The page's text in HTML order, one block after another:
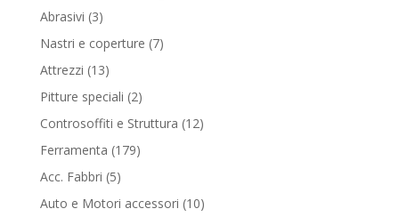
Abrasivi 33
products
Nastri e coperture 77
Attrezzi 1313
products
Pitture speciali 22
products
Controsoffiti e Struttura 1212
Ferramenta 179179
Acc. Fabbri 55
products
Auto e Motori accessori 1010